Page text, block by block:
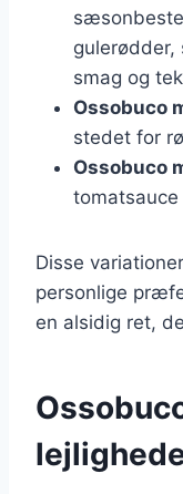
gulerødder,
smag og
Ossobuco
stedet for
Ossobuco
Disse
personlige
en alsidig ret,